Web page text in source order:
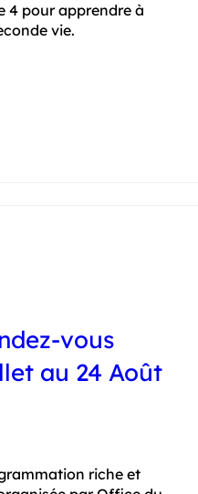
4 pour apprendre à
vie.
vous
au 24 Août
riche et